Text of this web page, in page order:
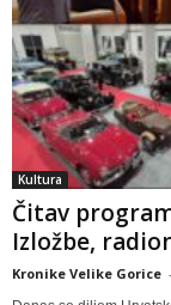
Kultura
Čitav
Izložbe,
Kronike Velike Gorice -